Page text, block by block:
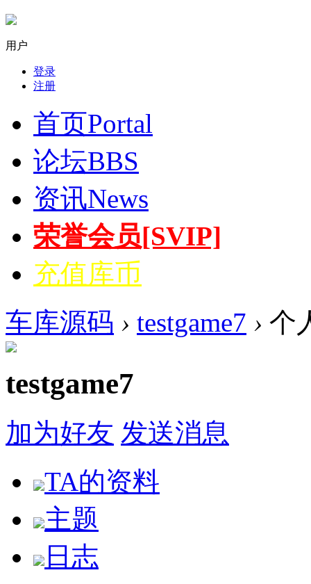
用户
登录
注册
首页Portal
论坛BBS
资讯News
荣誉会员[SVIP]
充值库币
车库源码 › testgame7 › 个
testgame7
加为好友 发送消息
TA的资料
主题
日志